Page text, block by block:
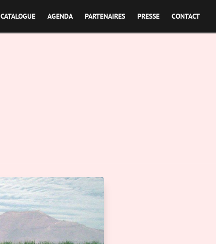
CATALOGUE AGENDA PARTENAIRES PRESSE CONTACT